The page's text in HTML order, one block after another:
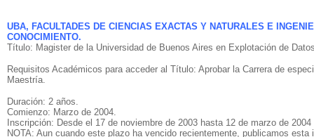
UBA, FACULTADES DE CIENCIAS EXACTAS Y NATURALES E
CONOCIMIENTO.
Título: Magister de la Universidad de Buenos Aires en Explotación de
Requisitos Académicos para acceder al Título: Aprobar la Carrera de
Maestría.
Duración: 2 años.
Comienzo: Marzo de 2004.
Inscripción: Desde el 17 de noviembre de 2003 hasta 12 de marzo de 2004
NOTA: Aun cuando este plazo ha vencido recientemente, publicamos